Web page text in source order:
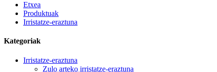
Etxea
Produktuak
Irristatze-eraztuna
Kategoriak
Irristatze-eraztuna
Zulo arteko irristatze-eraztuna